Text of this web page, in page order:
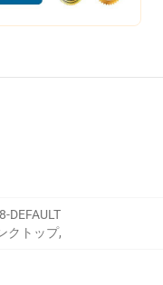
DEFAULT
クトップ,